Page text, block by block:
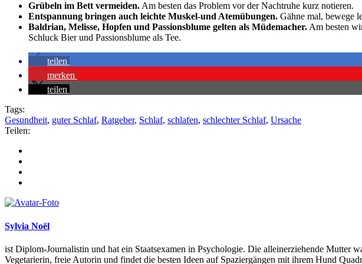
Grübeln im Bett vermeiden. Am besten das Problem vor der Nachtruhe kurz notieren.
Entspannung bringen auch leichte Muskel-und Atemübungen. Gähne mal, bewege
Baldrian, Melisse, Hopfen und Passionsblume gelten als Müdemacher. Am besten
Schluck Bier und Passionsblume als Tee.
teilen
merken
teilen
Tags:
Gesundheit, guter Schlaf, Ratgeber, Schlaf, schlafen, schlechter Schlaf, Ursache
Teilen:
Sylvia Noël
ist Diplom-Journalistin und hat ein Staatsexamen in Psychologie. Die alleinerziehende Mutter
Vegetarierin, freie Autorin und findet die besten Ideen auf Spaziergängen mit ihrem Hund